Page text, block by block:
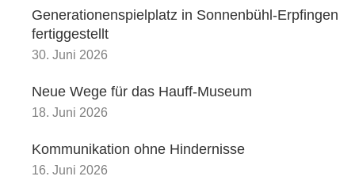
Generationenspielplatz in Sonnenbühl-Erpfingen
fertiggestellt
30. Juni 2026
Neue Wege für das Hauff-Museum
18. Juni 2026
Kommunikation ohne Hindernisse
16. Juni 2026